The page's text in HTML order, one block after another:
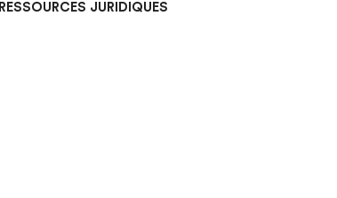
RESSOURCES JURIDIQUES